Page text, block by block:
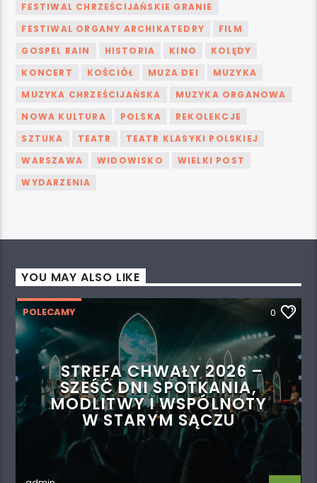
FESTIWAL CHRZEŚCIJAŃSKIE GRANIE
FESTIWAL ORGANY ARCHIKATEDRY
FILM
GOSPEL RAIN
HISTORIA KINO
KOLĘDY
KONCERT
KOŚCIÓŁ MUZA DEI
MUZYKA
MUZYKA CHRZEŚCIJAŃSKA
MUZYKA ORGANOWA
NOWA KULTURA
POLSKA
REKOLEKCJE
SZTUKA
TEATR
TEATR KLASYKI POLSKIEJ
WARSZAWA
WIDOWISKO
WIELKI POST
WYDARZENIA
YOU MAY ALSO LIKE
POLECAMY 0
STREFA CHWAŁY 2026 –
SZEŚĆ DNI SPOTKANIA,
MODLITWY I WSPÓLNOTY
W STARYM SĄCZU